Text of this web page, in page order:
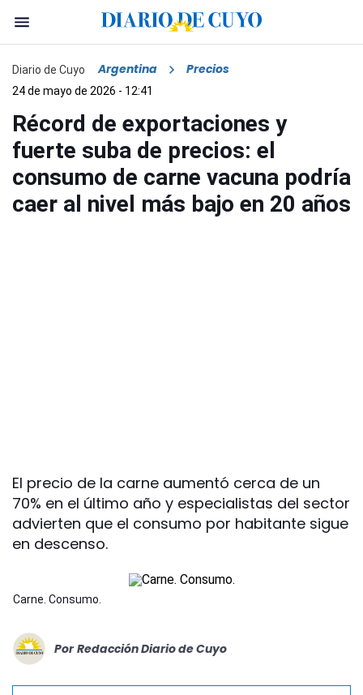
Diario de Cuyo Argentina Precios
24 de mayo de 2026 - 12:41
Récord de exportaciones y
fuerte suba de precios: el
consumo de carne vacuna podría
caer al nivel más bajo en 20 años
El precio de la carne aumentó cerca de un
70% en el último año y especialistas del sector
advierten que el consumo por habitante sigue
en descenso.
Carne. Consumo.
Por Redacción Diario de Cuyo